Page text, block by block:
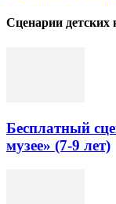
Сценарии детских
Бесплатный
музее» (7-9 лет)